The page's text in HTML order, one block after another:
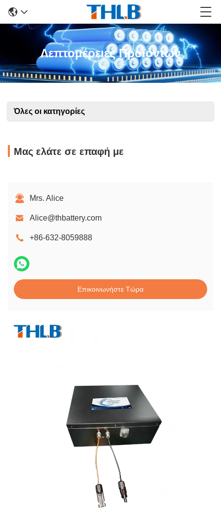
Λεπτομέρειες Προϊόντων
Όλες οι κατηγορίες
Μας ελάτε σε επαφή με
Mrs. Alice
Alice@thbattery.com
+86-632-8059888
Επικοινωνήστε Τώρα